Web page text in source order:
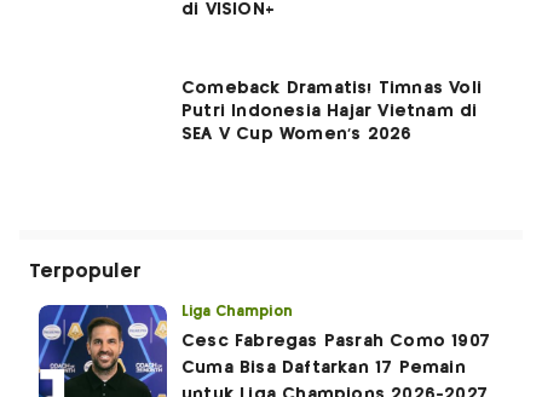
di VISION+
Comeback Dramatis! Timnas Voli
Putri Indonesia Hajar Vietnam di
SEA V Cup Women's 2026
Terpopuler
Liga Champion
Cesc Fabregas Pasrah Como 1907
Cuma Bisa Daftarkan 17 Pemain